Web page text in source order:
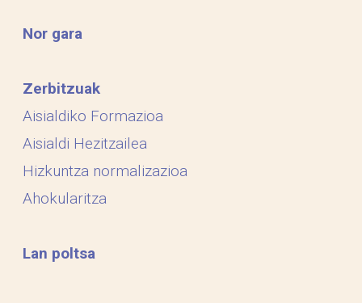
Nor gara
Zerbitzuak
Aisialdiko Formazioa
Aisialdi Hezitzailea
Hizkuntza normalizazioa
Ahokularitza
Lan poltsa